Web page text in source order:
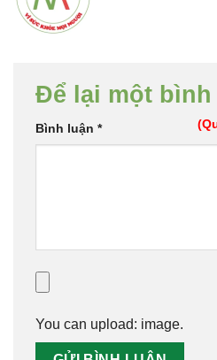
Để lại một bình
Bình luận *
You can upload: image.